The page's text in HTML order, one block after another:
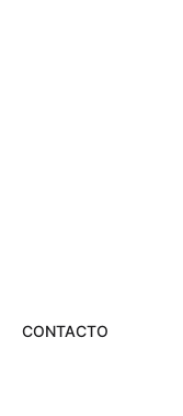
CONTACTO